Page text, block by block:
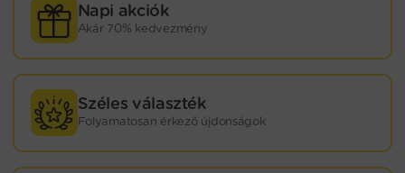
Napi akciók
Akár 70% kedvezmény
Széles választék
Folyamatosan érkező újdonságok